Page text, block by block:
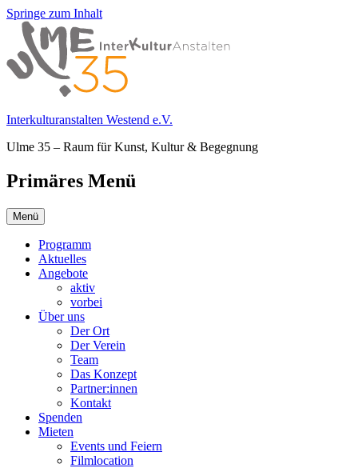
Springe zum Inhalt
Interkulturanstalten Westend e.V.
Ulme 35 – Raum für Kunst, Kultur & Begegnung
Primäres Menü
Menü
Programm
Aktuelles
Angebote
aktiv
vorbei
Über uns
Der Ort
Der Verein
Team
Das Konzept
Partner:innen
Kontakt
Spenden
Mieten
Events und Feiern
Filmlocation